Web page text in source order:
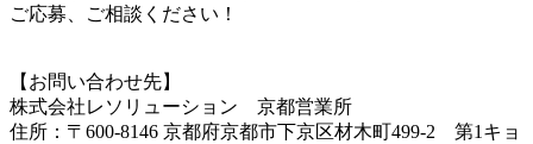
ご応募、ご相談ください！
【お問い合わせ先】
株式会社レソリューション 京都営業所
住所：〒600-8146 京都府京都市下京区材木町499-2 第1キョ